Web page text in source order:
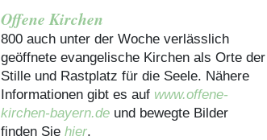
Offene Kirchen
800 auch unter der Woche verlässlich
geöffnete evangelische Kirchen als Orte der
Stille und Rastplatz für die Seele. Nähere
Informationen gibt es auf www.offene-
kirchen-bayern.de und bewegte Bilder
finden Sie hier.